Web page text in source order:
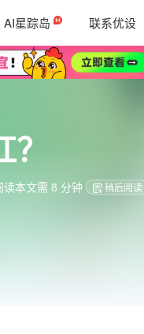
AI星踪岛 联系优设
本文需 8 分钟 稍后阅读